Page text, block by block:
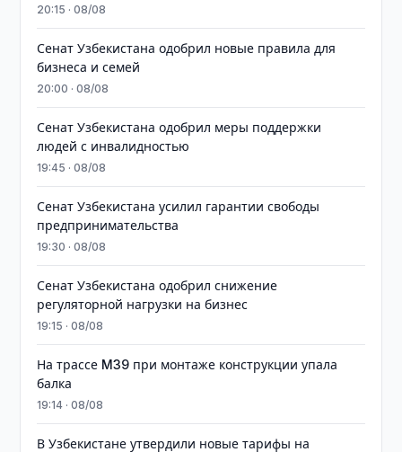
20:15 · 08/08
Сенат Узбекистана одобрил новые правила для
бизнеса и семей
20:00 · 08/08
Сенат Узбекистана одобрил меры поддержки
людей с инвалидностью
19:45 · 08/08
Сенат Узбекистана усилил гарантии свободы
предпринимательства
19:30 · 08/08
Сенат Узбекистана одобрил снижение
регуляторной нагрузки на бизнес
19:15 · 08/08
На трассе M39 при монтаже конструкции упала
балка
19:14 · 08/08
В Узбекистане утвердили новые тарифы на